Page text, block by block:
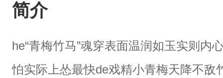
简介
he“青梅竹马”魂穿表面温润如玉实则内
怕实际上怂最快de戏精小青梅天降不